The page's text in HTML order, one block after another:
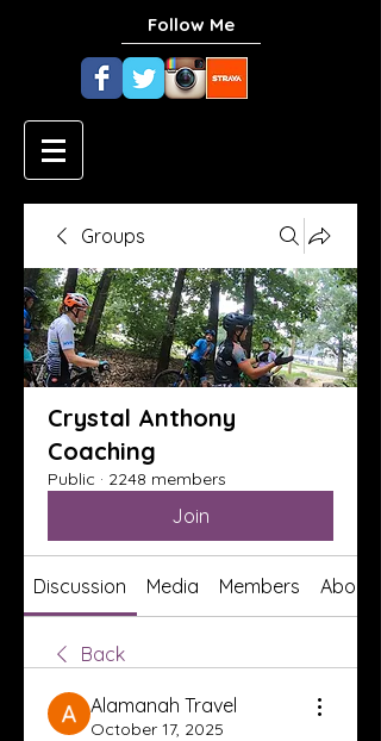
Follow Me
Groups
Crystal Anthony
Coaching
Public · 2248 members
Join
Discussion Media Members About
Back
Alamanah Travel
October 17, 2025